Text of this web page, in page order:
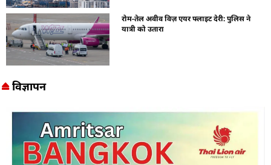
रोम-तेल अवीव विज़ एयर फ्लाइट देरी: पुलिस ने
यात्री को उतारा
विज्ञापन